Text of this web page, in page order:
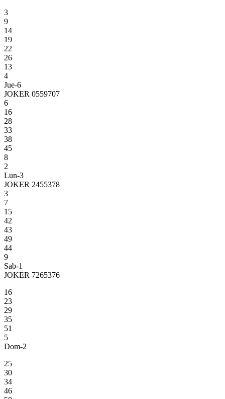
3
9
14
19
22
26
13
4
Jue-6
JOKER 0559707
6
16
28
33
38
45
8
2
Lun-3
JOKER 2455378
3
7
15
42
43
49
44
9
Sab-1
JOKER 7265376
16
23
29
35
51
5
Dom-2
25
30
34
46